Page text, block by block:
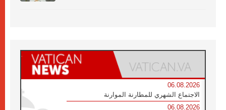
06.08.2026
الاجتماع الشهري للمطارنة الموارنة
06.08.2026